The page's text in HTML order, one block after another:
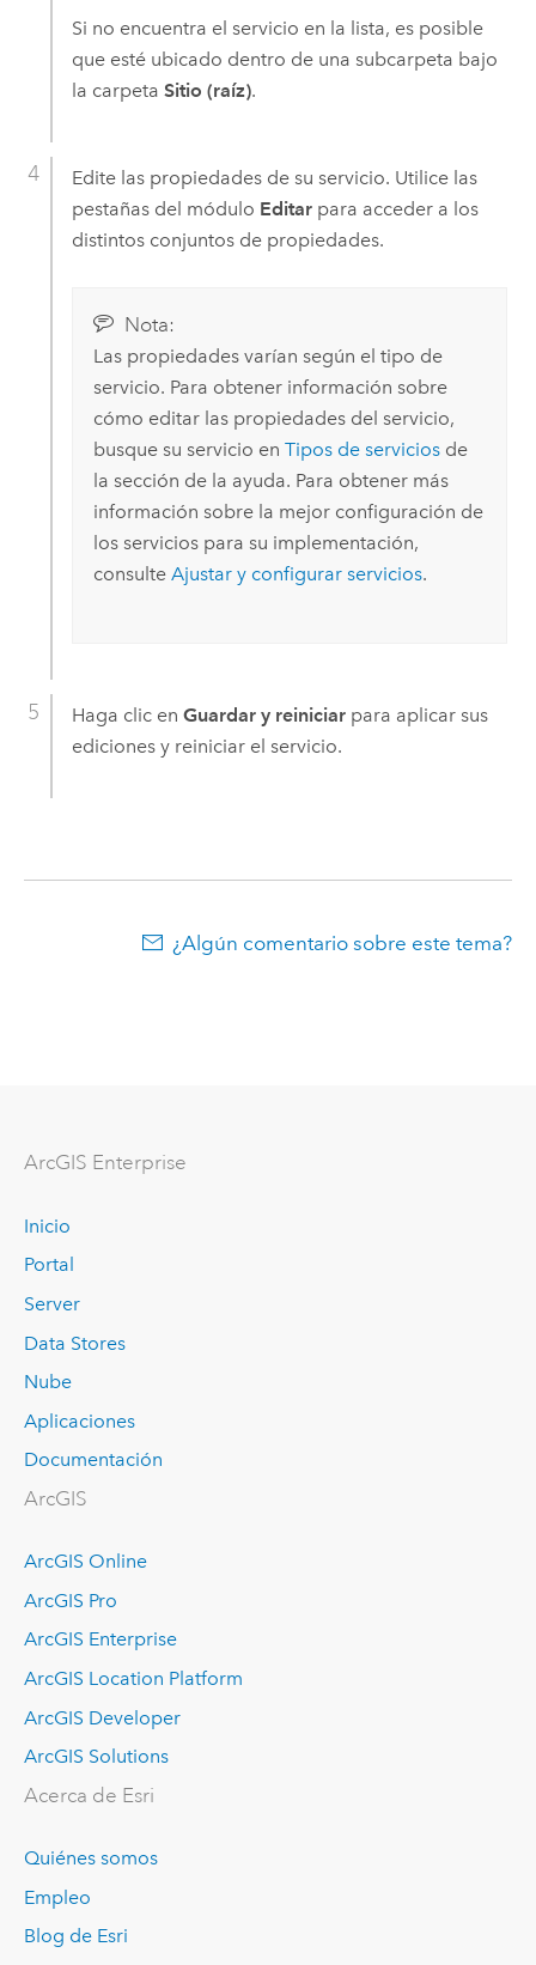
Si no encuentra el servicio en la lista, es posible
que esté ubicado dentro de una subcarpeta bajo
la carpeta Sitio (raíz).
Edite las propiedades de su servicio. Utilice las
pestañas del módulo Editarpara acceder a los
distintos conjuntos de propiedades.
Nota:
Las propiedades varían según el tipo de
servicio. Para obtener información sobre
cómo editar las propiedades del servicio,
busque su servicio en Tipos de serviciosde
la sección de la ayuda. Para obtener más
información sobre la mejor configuración de
los servicios para su implementación,
consulte Ajustar y configurar servicios.
Haga clic en Guardar y reiniciarpara aplicar sus
ediciones y reiniciar el servicio.
¿Algún comentario sobre este tema?
ArcGIS Enterprise
Inicio
Portal
Server
Data Stores
Nube
Aplicaciones
Documentación
ArcGIS
ArcGIS Online
ArcGIS Pro
ArcGIS Enterprise
ArcGIS Location Platform
ArcGIS Developer
ArcGIS Solutions
Acerca de Esri
Quiénes somos
Empleo
Blog de Esri